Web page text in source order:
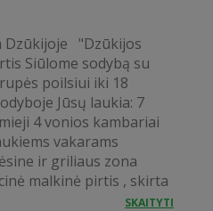
Dzūkijoje "Dzūkijos
Siūlome sodybą su
poilsiui iki 18
Jūsų laukia: 7
4 vonios kambariai
vakarams
ir griliaus zona
malkinė pirtis , skirta
SKAITYTI